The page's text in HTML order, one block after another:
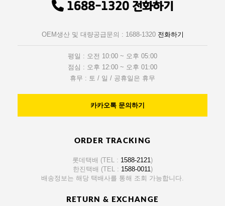
1688-1320 전화하기
OEM생산 및 대량공급문의 : 1688-1320 전화하기
평일 : 오전 10:00 ~ 오후 05:00
점심 : 오후 12:00 ~ 오후 01:00
휴무 : 토 / 일 / 공휴일은 휴무
카카오톡 문의하기
ORDER TRACKING
롯데택배 (TEL : 1588-2121)
한진택배 (TEL : 1588-0011)
배송정보는 해당 택배사를 통해 조회 가능합니다.
RETURN & EXCHANGE